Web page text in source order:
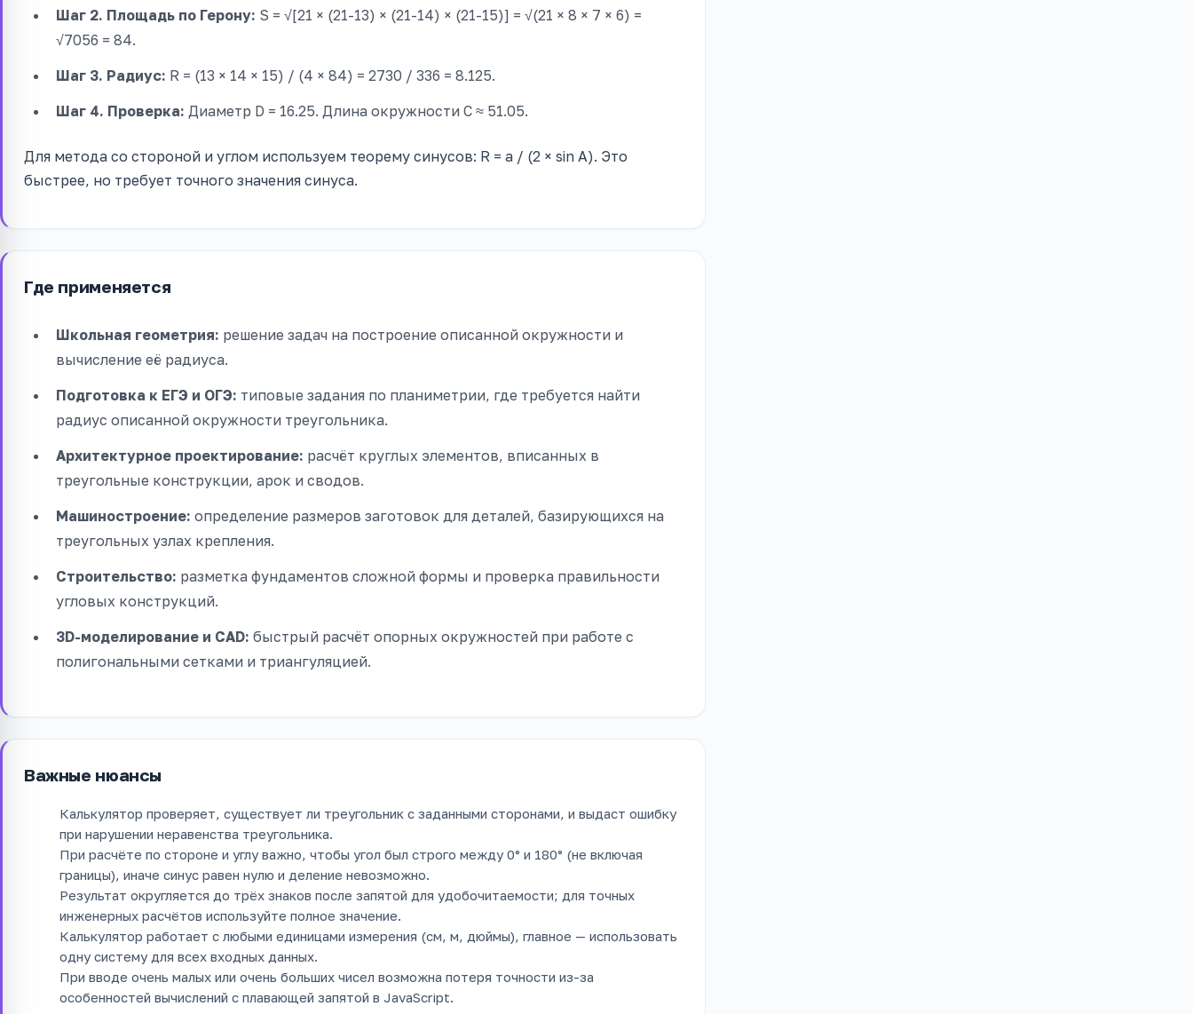
Шаг 2. Площадь по Герону: S = √[21 × (21-13) × (21-14) × (21-15)] = √(21 × 8 × 7 × 6) =
√7056 = 84.
Шаг 3. Радиус: R = (13 × 14 × 15) / (4 × 84) = 2730 / 336 = 8.125.
Шаг 4. Проверка: Диаметр D = 16.25. Длина окружности C ≈ 51.05.
Для метода со стороной и углом используем теорему синусов: R = a / (2 × sin A). Это
быстрее, но требует точного значения синуса.
Где применяется
Школьная геометрия: решение задач на построение описанной окружности и
вычисление её радиуса.
Подготовка к ЕГЭ и ОГЭ: типовые задания по планиметрии, где требуется найти
радиус описанной окружности треугольника.
Архитектурное проектирование: расчёт круглых элементов, вписанных в
треугольные конструкции, арок и сводов.
Машиностроение: определение размеров заготовок для деталей, базирующихся на
треугольных узлах крепления.
Строительство: разметка фундаментов сложной формы и проверка правильности
угловых конструкций.
3D-моделирование и CAD: быстрый расчёт опорных окружностей при работе с
полигональными сетками и триангуляцией.
Важные нюансы
Калькулятор проверяет, существует ли треугольник с заданными сторонами, и выдаст ошибку
при нарушении неравенства треугольника.
При расчёте по стороне и углу важно, чтобы угол был строго между 0° и 180° (не включая
границы), иначе синус равен нулю и деление невозможно.
Результат округляется до трёх знаков после запятой для удобочитаемости; для точных
инженерных расчётов используйте полное значение.
Калькулятор работает с любыми единицами измерения (см, м, дюймы), главное — использовать
одну систему для всех входных данных.
При вводе очень малых или очень больших чисел возможна потеря точности из-за
особенностей вычислений с плавающей запятой в JavaScript.